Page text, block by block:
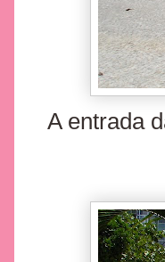
A entrada